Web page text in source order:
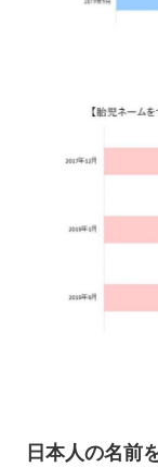
日本人の名前